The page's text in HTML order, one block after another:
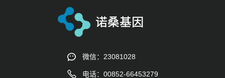
微信：23081028
电话：00852-66453279